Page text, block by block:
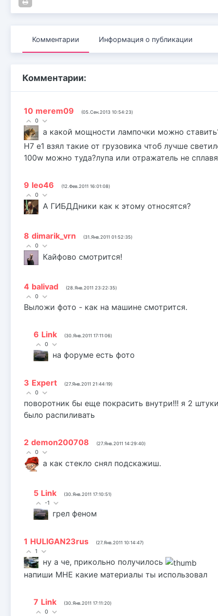
Комментарии Информация о публикации
Комментарии:
10 merem09 (05.Сен.2013 10:54:23)
0
a какой мощности лампочки можно
Н7 е1 взял такие от грузовика чтоб лучше
100w можно туда?лупа или отражатель не
9 leo46 (12.Фев.2011 16:01:08)
0
А ГИБДДники как к этому относятся?
8 dimarik_vrn (31.Янв.2011 01:52:35)
0
Кайфово смотрится!
4 balivad (28.Янв.2011 23:22:35)
0
Выложи фото - как на машине смотрится.
6 Link (30.Янв.2011 17:11:06)
0
на форуме есть фото
3 Expert (27.Янв.2011 21:44:19)
0
поворотник бы еще покрасить внутри!!! я 2
было распиливать
2 demon200708 (27.Янв.2011 14:29:40)
0
а как стекло снял подскажиш.
5 Link (30.Янв.2011 17:10:51)
-1
грел феном
1 HULIGAN23rus (27.Янв.2011 10:14:47)
1
ну а че, прикольно получилось
напиши МНЕ какие материалы ты использовал
7 Link (30.Янв.2011 17:11:20)
0